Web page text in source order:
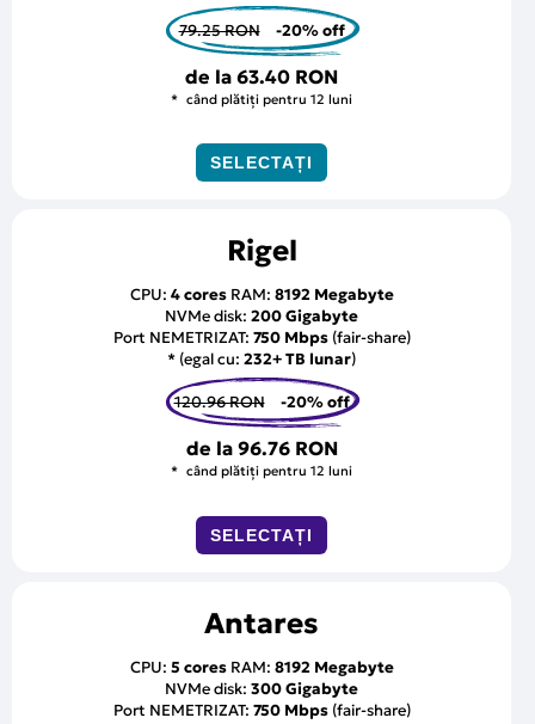
79.25 RON -20% off
de la 63.40 RON
când plătiți pentru 12 luni
SELECTAȚI
Rigel
CPU: 4 coresRAM: 8192 Megabyte
NVMe disk: 200 Gigabyte
Port NEMETRIZAT: 750 Mbps(fair-share)
* (egal cu: 232+ TB lunar)
120.96 RON -20% off
de la 96.76 RON
când plătiți pentru 12 luni
SELECTAȚI
Antares
CPU: 5 coresRAM: 8192 Megabyte
NVMe disk: 300 Gigabyte
Port NEMETRIZAT: 750 Mbps(fair-share)